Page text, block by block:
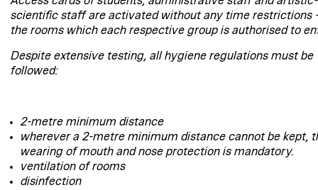
scientific staff are activated without any time restrictions
the rooms which each respective group is authorised to
Despite extensive testing, all hygiene regulations must be
followed:
2-metre minimum distance
wherever a 2-metre minimum distance cannot be kept,
wearing of mouth and nose protection is mandatory.
ventilation of rooms
disinfection